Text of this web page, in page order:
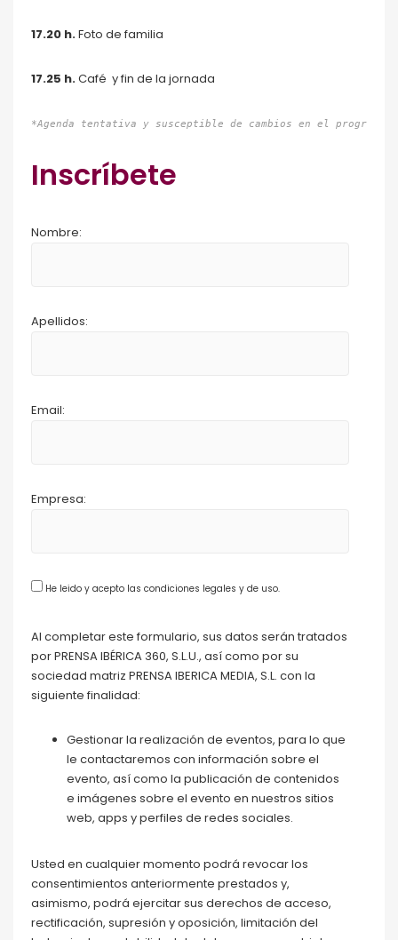
17.20 h.Foto de familia
17.25 h.Café y fin de la jornada
*Agenda tentativa y susceptible de cambios en el
Inscríbete
Nombre:
Apellidos:
Email:
Empresa:
He leido y acepto las condiciones legales y de uso.
Al completar este formulario, sus datos serán tratados
por PRENSA IBÉRICA 360, S.L.U., así como por su
sociedad matriz PRENSA IBERICA MEDIA, S.L. con la
siguiente finalidad:
Gestionar la realización de eventos, para lo que
le contactaremos con información sobre el
evento, así como la publicación de contenidos
e imágenes sobre el evento en nuestros sitios
web, apps y perfiles de redes sociales.
Usted en cualquier momento podrá revocar los
consentimientos anteriormente prestados y,
asimismo, podrá ejercitar sus derechos de acceso,
rectificación, supresión y oposición, limitación del